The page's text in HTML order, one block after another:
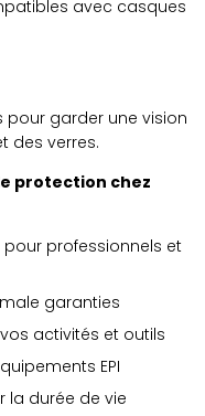
avec casques
pour garder une vision
des verres.
protection chez
pour professionnels et
garanties
activités et outils
EPI
la durée de vie